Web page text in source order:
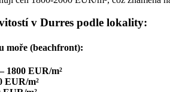
v Durres podle lokality:
moře (beachfront):
1800 EUR/m²
EUR/m²